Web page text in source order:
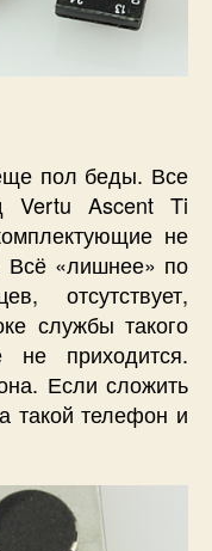
пол беды. Все
Vertu Ascent Ti
не
«лишнее» по
отсутствует,
службы такого
не приходится.
Если сложить
такой телефон и